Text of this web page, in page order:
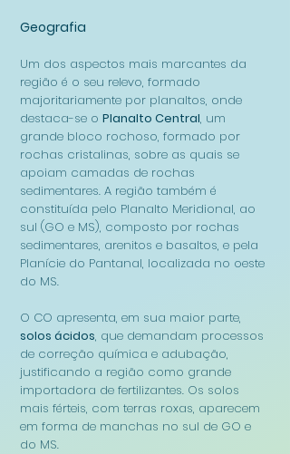
Geografia
Um dos aspectos mais marcantes da
região é o seu relevo, formado
majoritariamente por planaltos, onde
destaca-se o Planalto Central, um
grande bloco rochoso, formado por
rochas cristalinas, sobre as quais se
apoiam camadas de rochas
sedimentares. A região também é
constituída pelo Planalto Meridional, ao
sul (GO e MS), composto por rochas
sedimentares, arenitos e basaltos, e pela
Planície do Pantanal, localizada no oeste
do MS.
O CO apresenta, em sua maior parte,
solos ácidos, que demandam processos
de correção química e adubação,
justificando a região como grande
importadora de fertilizantes. Os solos
mais férteis, com terras roxas, aparecem
em forma de manchas no sul de GO e
do MS.